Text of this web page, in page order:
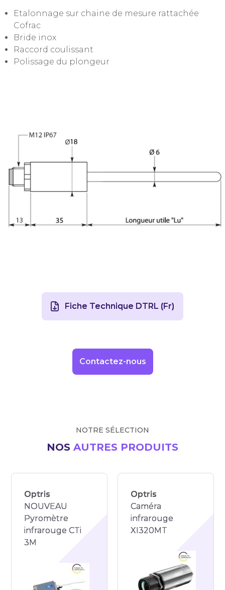
Etalonnage sur chaine de mesure rattachée
Cofrac
Bride inox
Raccord coulissant
Polissage du plongeur
Fiche Technique DTRL (Fr)
Contactez-nous
NOTRE SÉLECTION
NOS AUTRES PRODUITS
Optris
NOUVEAU
Pyromètre
infrarouge CTi
3M
Optris
Caméra
infrarouge
XI320MT